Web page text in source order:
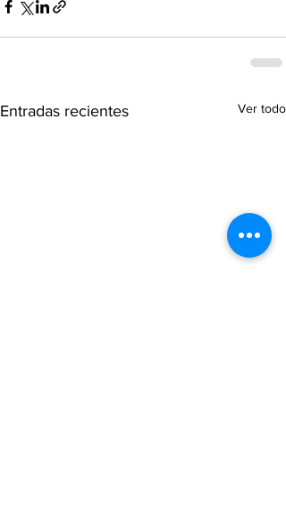
Entradas recientes Ver todo